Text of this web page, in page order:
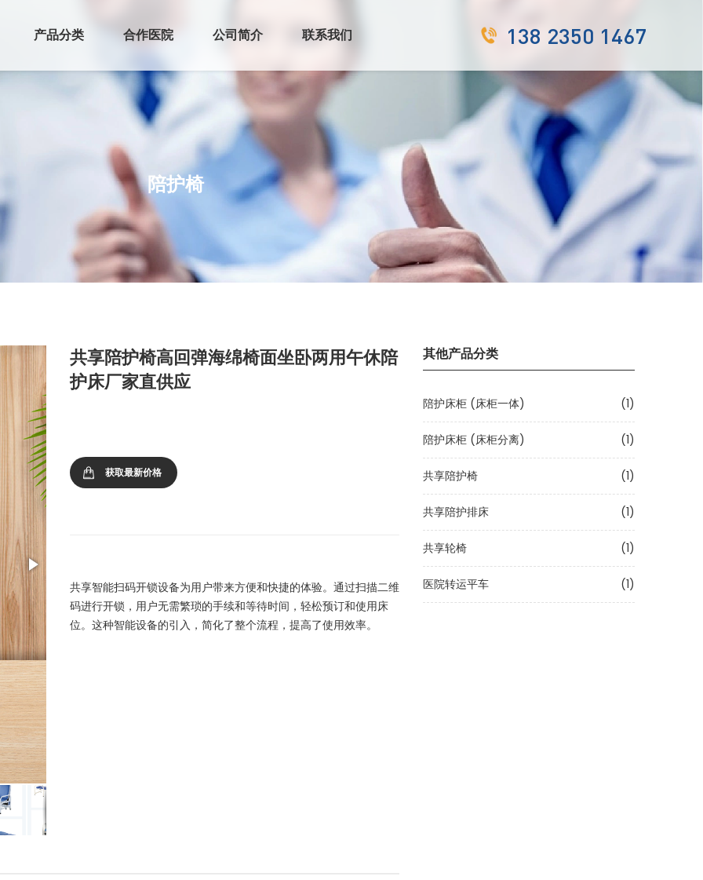
产品分类 合作医院 公司简介 联系我们 138 2350 1467
陪护椅
共享陪护椅高回弹海绵椅面坐卧两用午休陪
护床厂家直供应
获取最新价格
共享智能扫码开锁设备为用户带来方便和快捷的体验。通过扫描二维
码进行开锁，用户无需繁琐的手续和等待时间，轻松预订和使用床
位。这种智能设备的引入，简化了整个流程，提高了使用效率。
其他产品分类
陪护床柜 (床柜一体) (1)
陪护床柜 (床柜分离) (1)
共享陪护椅 (1)
共享陪护排床 (1)
共享轮椅 (1)
医院转运平车 (1)